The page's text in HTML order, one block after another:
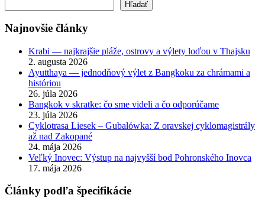
Hľadať
Najnovšie články
Krabi — najkrajšie pláže, ostrovy a výlety loďou v Thajsku
2. augusta 2026
Ayutthaya — jednodňový výlet z Bangkoku za chrámami a
históriou
26. júla 2026
Bangkok v skratke: čo sme videli a čo odporúčame
23. júla 2026
Cyklotrasa Liesek – Gubalówka: Z oravskej cyklomagistrály
až nad Zakopané
24. mája 2026
Veľký Inovec: Výstup na najvyšší bod Pohronského Inovca
17. mája 2026
Články podľa špecifikácie